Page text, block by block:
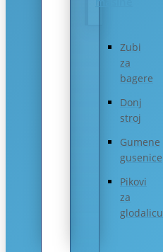
Zubi
za
bagere
Donj
stroj
Gumene
gusenice
Pikovi
za
glodalicu